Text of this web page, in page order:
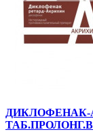
ДИКЛОФЕНАК-